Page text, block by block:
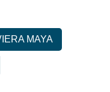
MAYA